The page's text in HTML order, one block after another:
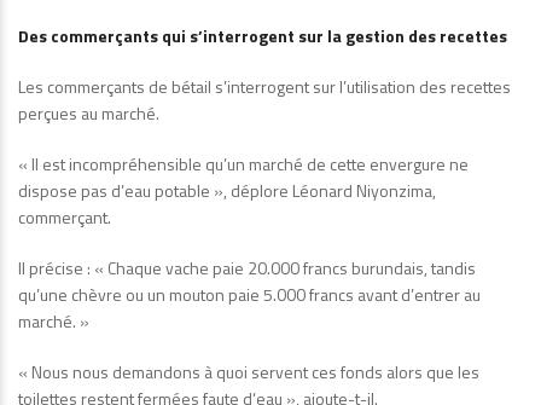
Des commerçants qui s’interrogent sur la gestion des recettes
Les commerçants de bétail s’interrogent sur l’utilisation des recettes
perçues au marché.
« Il est incompréhensible qu’un marché de cette envergure ne
dispose pas d’eau potable », déplore Léonard Niyonzima,
commerçant.
Il précise : « Chaque vache paie 20.000 francs burundais, tandis
qu’une chèvre ou un mouton paie 5.000 francs avant d’entrer au
marché. »
« Nous nous demandons à quoi servent ces fonds alors que les
toilettes restent fermées faute d’eau », ajoute-t-il.